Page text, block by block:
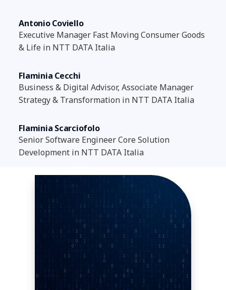
Antonio Coviello
Executive Manager Fast Moving Consumer Goods
& Life in NTT DATA Italia
Flaminia Cecchi
Business & Digital Advisor, Associate Manager
Strategy & Transformation in NTT DATA Italia
Flaminia Scarciofolo
Senior Software Engineer Core Solution
Development in NTT DATA Italia